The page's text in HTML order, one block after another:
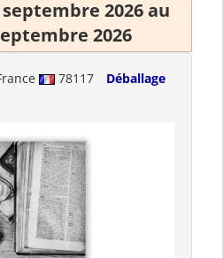
2026 au
2026
78117
Déballage